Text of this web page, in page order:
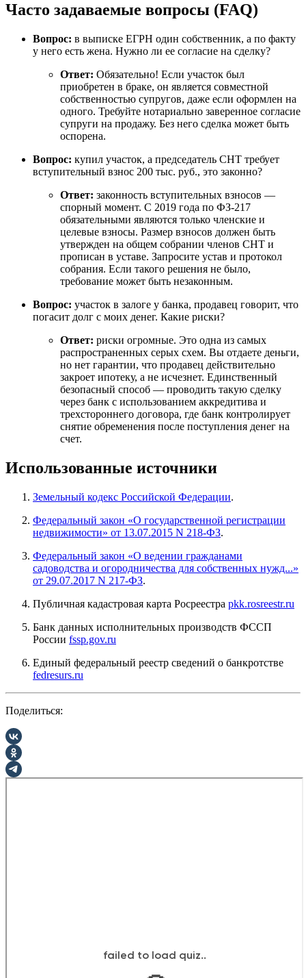
Часто задаваемые вопросы (FAQ)
Вопрос: в выписке ЕГРН один собственник, а по факту
у него есть жена. Нужно ли ее согласие на сделку?
Ответ: Обязательно! Если участок был
приобретен в браке, он является совместной
собственностью супругов, даже если оформлен на
одного. Требуйте нотариально заверенное согласие
супруги на продажу. Без него сделка может быть
оспорена.
Вопрос: купил участок, а председатель СНТ требует
вступительный взнос 200 тыс. руб., это законно?
Ответ: законность вступительных взносов —
спорный момент. С 2019 года по ФЗ-217
обязательными являются только членские и
целевые взносы. Размер взносов должен быть
утвержден на общем собрании членов СНТ и
прописан в уставе. Запросите устав и протокол
собрания. Если такого решения не было,
требование может быть незаконным.
Вопрос: участок в залоге у банка, продавец говорит, что
погасит долг с моих денег. Какие риски?
Ответ: риски огромные. Это одна из самых
распространенных серых схем. Вы отдаете деньги,
но нет гарантии, что продавец действительно
закроет ипотеку, а не исчезнет. Единственный
безопасный способ — проводить такую сделку
через банк с использованием аккредитива и
трехстороннего договора, где банк контролирует
снятие обременения после поступления денег на
счет.
Использованные источники
Земельный кодекс Российской Федерации.
Федеральный закон «О государственной регистрации
недвижимости» от 13.07.2015 N 218-ФЗ.
Федеральный закон «О ведении гражданами
садоводства и огородничества для собственных нужд...»
от 29.07.2017 N 217-ФЗ.
Публичная кадастровая карта Росреестра pkk.rosreestr.ru
Банк данных исполнительных производств ФССП
России fssp.gov.ru
Единый федеральный реестр сведений о банкротстве
fedresurs.ru
Поделиться: